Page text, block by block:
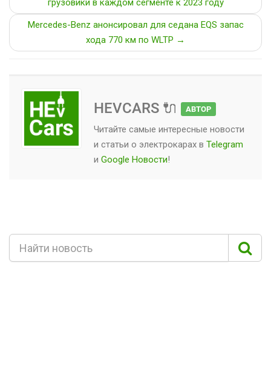
грузовики в каждом сегменте к 2023 году
Mercedes-Benz анонсировал для седана EQS запас
хода 770 км по WLTP →
HEVCARS 🔌 АВТОР
Читайте самые интересные новости
и статьи о электрокарах в Telegram
и Google Новости!